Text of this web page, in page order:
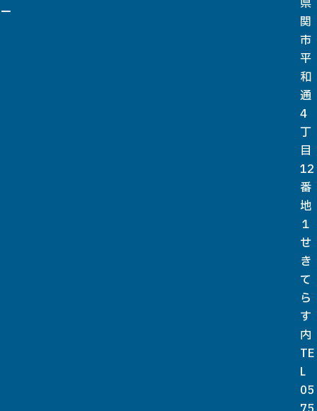
ー
関
市
平
和
通
4
丁
目
12
番
地
１
せ
き
て
ら
す
内
TE
L
05